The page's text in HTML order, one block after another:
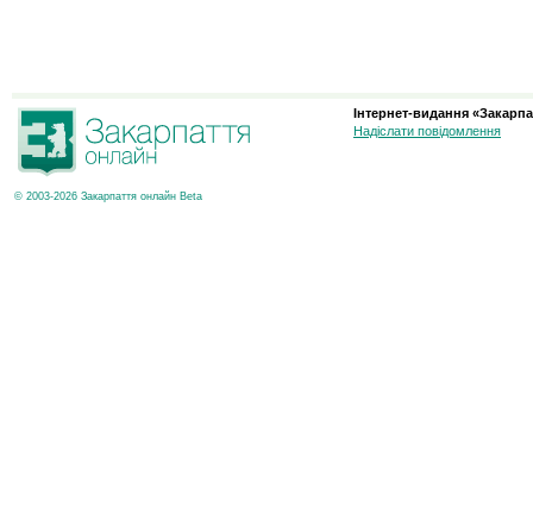
© 2003-2026 Закарпаття онлайн Beta
Інтернет-видання
Надіслати повідомлення